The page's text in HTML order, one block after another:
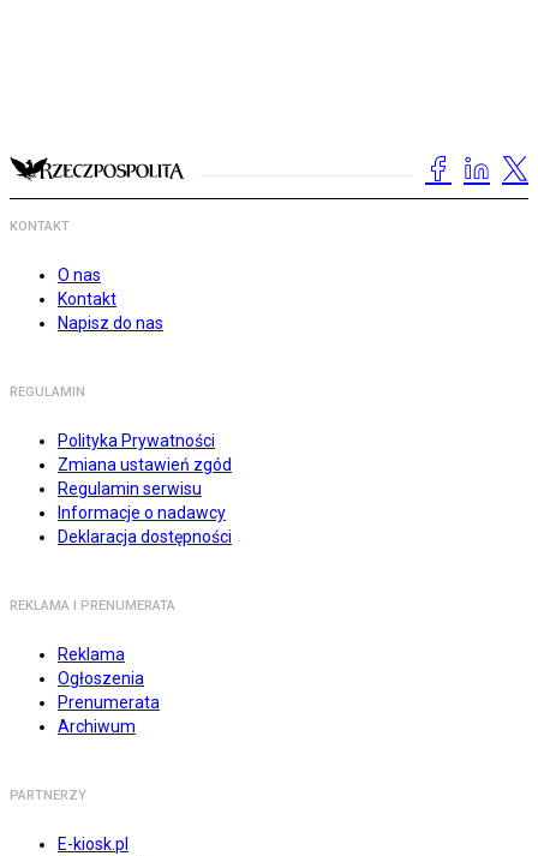
KONTAKT
O nas
Kontakt
Napisz do nas
REGULAMIN
Polityka Prywatności
Zmiana ustawień zgód
Regulamin serwisu
Informacje o nadawcy
Deklaracja dostępności
REKLAMA I PRENUMERATA
Reklama
Ogłoszenia
Prenumerata
Archiwum
PARTNERZY
E-kiosk.pl